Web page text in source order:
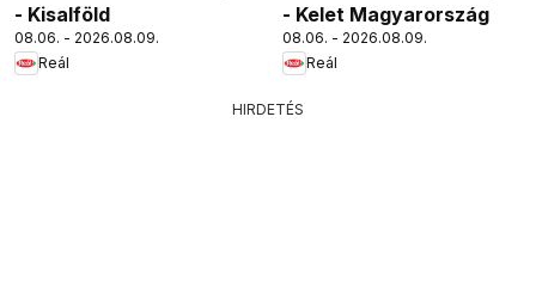
- Kisalföld
08.06. - 2026.08.09.
Reál
- Kelet Magyarország
08.06. - 2026.08.09.
Reál
HIRDETÉS